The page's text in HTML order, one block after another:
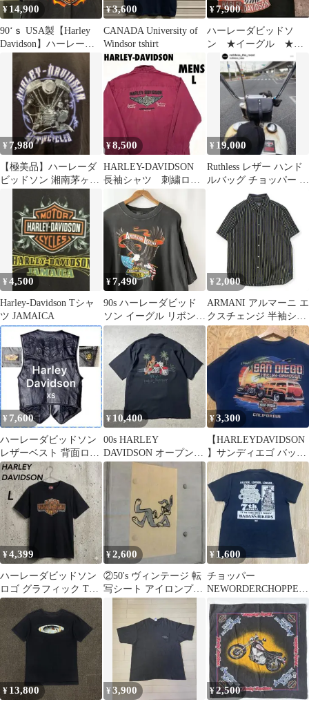
¥ 14,900
90‘ｓ USA製【Harley
Davidson】ハーレーダ
ト ファイヤーパターン
¥3,600
CANADA University of
Windsor tshirt
¥7,900
ハーレーダビッドソ
ン ★イーグル ★ア
メカジ ★バイク ★
ハーレーTシャツ
¥ 7,980
【極美品】ハーレーダ
ビッドソン 湘南茅ヶ崎
ンプリント
¥8,500
HARLEY-DAVIDSON
長袖シャツ 刺繍ロ
ゴ メンズLサイズ
¥ 19,000
Ruthless レザー ハンド
ルバッグ チョッパー パ
ン ナックル
¥4,500
Harley-Davidson Tシャ
ツ JAMAICA
¥7,490
90s ハーレーダビッド
ソン イーグル リボン T
シャツ ビンテージ 鷲
¥ 2,000
ARMANI アルマーニ エ
クスチェンジ 半袖シャ
ツ ストライプ柄 L
¥ 7,600
ハーレーダビッドソン
レザーベスト 背面ロゴ
刺繍 バイカー 本革 XS
Y2K
¥ 10,400
00s HARLEY
DAVIDSON オープンカ
ラーシャツ 刺繍 シルク
¥3,300
【HARLEYDAVIDSON
】サンディエゴ バック
プリント ハーレーT 青
系
¥4,399
ハーレーダビッドソン
ロゴ グラフィック Tシ
ャツ ブラック L ヴィン
テージ
¥2,600
②50's ヴィンテージ 転
写シート アイロンプリ
ント 古着 アメカジ ワ
¥ 1,600
チョッパー
NEWORDERCHOPPER
SHOW 7周年限定Tシャ
ツ希少 激レア
¥ 13,800 ¥3,900 ¥2,500